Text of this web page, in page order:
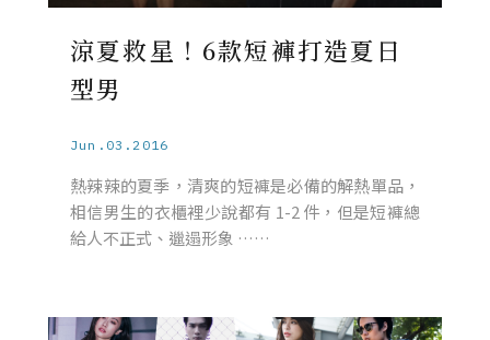
涼夏救星！6款短褲打造夏日
型男
Jun.03.2016
熱辣辣的夏季，清爽的短褲是必備的解熱單品，
相信男生的衣櫃裡少說都有 1-2 件，但是短褲總
給人不正式、邋遢形象 ……